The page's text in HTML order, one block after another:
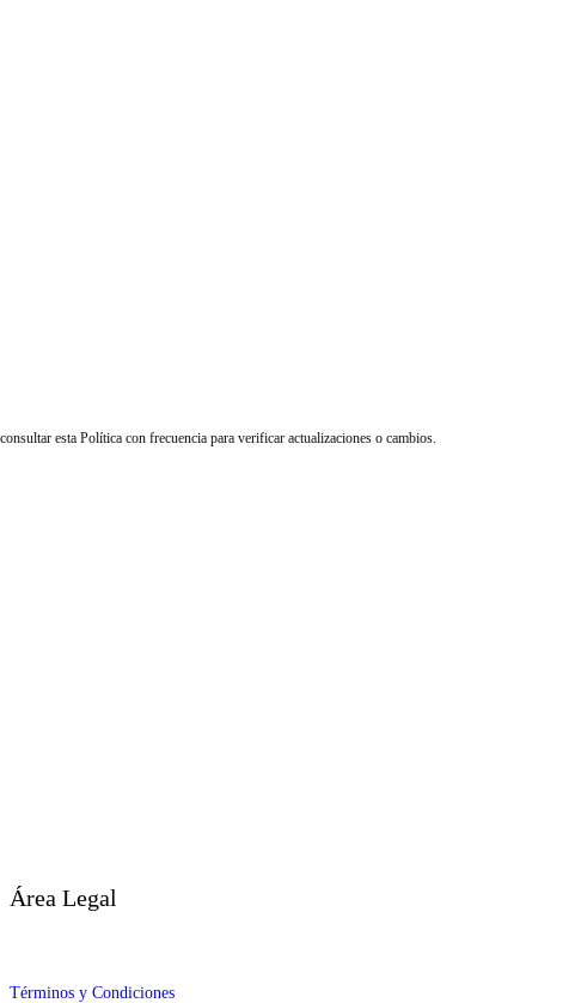
esta Política con frecuencia para verificar actualizaciones o cambios.
Área Legal
Términos y Condiciones